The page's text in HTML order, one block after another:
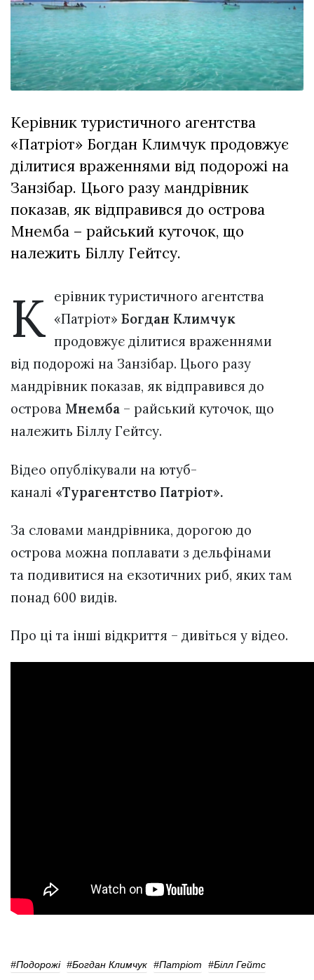
залишив у
Луцьку
три...
27 Липня 2026
741 переглядів
Всі розділи
Лайф
Афіша
ZONE 18+
Політика конфіденційності
Керівник туристичного агентства
«Патріот» Богдан Климчук продовжує
ділитися враженнями від подорожі на
Занзібар. Цього разу мандрівник
показав, як відправився до острова
Мнемба – райський куточок, що
належить Біллу Гейтсу.
К ерівник туристичного агентства
«Патріот»Богдан Климчук
продовжує ділитися враженнями
від подорожі на Занзібар. Цього разу
мандрівник показав, як відправився до
острова Мнемба – райський куточок, що
належить Біллу Гейтсу.
Відео опублікували на ютуб-
каналі «Турагентство Патріот».
За словами мандрівника, дорогою до
острова можна поплавати з дельфінами
та подивитися на екзотичних риб, яких там
понад 600 видів.
Про ці та інші відкриття – дивіться у відео.
#подорожі #Богдан Климчук #Патріот #Білл Гейтс